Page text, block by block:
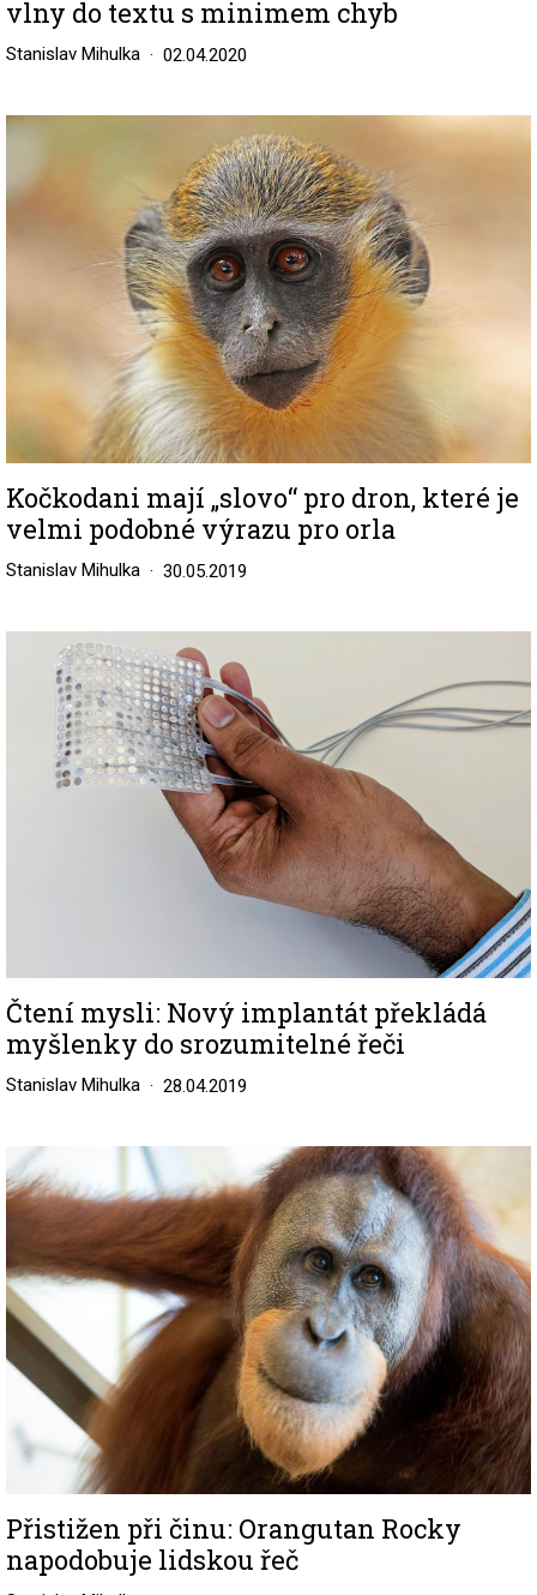
vlny do textu s minimem chyb
Stanislav Mihulka 02.04.2020
Image
Kočkodani mají „slovo“ pro dron, které je
velmi podobné výrazu pro orla
Stanislav Mihulka 30.05.2019
Čtení mysli: Nový implantát překládá
myšlenky do srozumitelné řeči
Stanislav Mihulka 28.04.2019
Image
Přistižen při činu: Orangutan Rocky
napodobuje lidskou řeč